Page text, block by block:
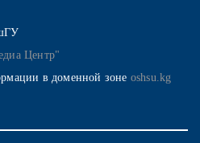
Центр"
в доменной зоне oshsu.kg